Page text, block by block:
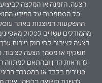
הצעה, הזמנה או המלצה
כל הסתמכות על המידע
ההשקעות המוצגות באתר
מהמודלים עשויים לכלול
תשקיף או מסמך הצעה
להוראות הדין ובהתאם
כשירים בלבד או במסגרת